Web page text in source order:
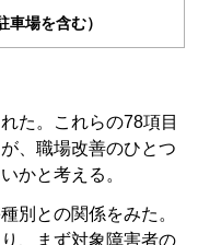
場を含む）
た。これらの78項目
、職場改善のひとつ
かと考える。
別との関係をみた。
、まず対象障害者の